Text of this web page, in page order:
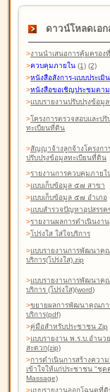
ดาวน์โหลดเอก
>งานนำเสนอการคุ้มครอง
>ควบคุมภายใน (1) (2)
>หนังสือสังการ-แบบประเ
>หนังสือขอเชิญประชุมตา
>แบบรายงานปรับปรุงข้อมู
>โครงการตรวจสอบและปรั
ทะเบียนที่ดิน
>สัญญาจ้างลูกจ้างโครงกา
ปรับปรุงข้อมูลทะเบียนที่ดิน
>รายงานการควบคุมภายใ
>แบบเก็บข้อมูล ๕๗ สาขา
>แบบเก็บข้อมูล ๕๗ อำเภอ
>แบบสำรวจปัญหาอุปสรร
>รายงานผลการดำเนินงาน
>โปร่งใส ใส่ใจบริการ
>แบบรายงานการพัฒนาคุ
บริการ(โปร่งใส).zip
>แบบรายงานการพัฒนาคุ
บริการ (โปร่งใส)(word)
>ขยายผลการพัฒนาคุณภา
บริการ(pdf)
>คู่มือสำหรับประชาชน Zip
>แบบรายงาน พ.ร.บ.อำนว
สะดวก(zip)
>การดำเนินการสร้างควา
เข้าใจให้แก่ประชาชน "ชุด
Massage)